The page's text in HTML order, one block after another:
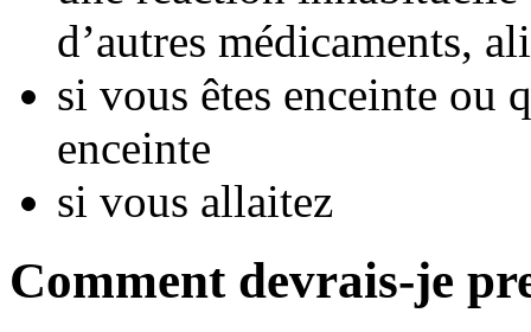
d’autres médicaments,
si vous êtes enceinte ou
enceinte
si vous allaitez
Comment devrais-je